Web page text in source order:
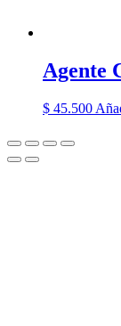
Agente
$ 45.500